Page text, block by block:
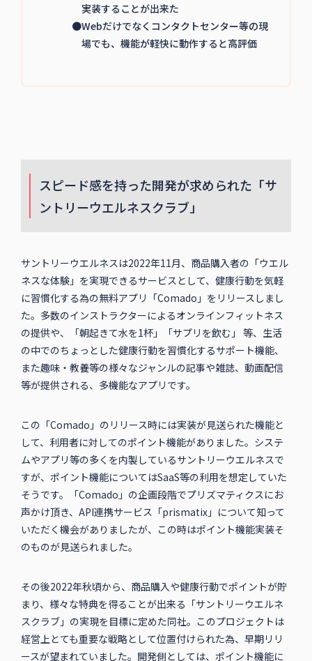
実装することが出来た
●Webだけでなくコンタクトセンター等の現
場でも、機能が軽快に動作すると高評価
スピード感を持った開発が求められた「サ
ントリーウエルネスクラブ」
サントリーウエルネスは2022年11月、商品購入者の「ウエル
ネスな体験」を実現できるサービスとして、健康行動を気軽
に習慣化する為の無料アプリ「Comado」をリリースしまし
た。多数のインストラクターによるオンラインフィットネス
の提供や、「朝起きて水を1杯」「サプリを飲む」 等、生活
の中でのちょっとした健康行動を習慣化するサポート機能、
また趣味・教養等の様々なジャンルの記事や雑誌、動画配信
等が提供される、多機能なアプリです。
この「Comado」のリリース時には実装が見送られた機能と
して、利用者に対してのポイント機能がありました。システ
ムやアプリ等の多くを内製しているサントリーウエルネスで
すが、ポイント機能についてはSaaS等の利用を想定していた
そうです。「Comado」の企画段階でプリズマティクスにお
声かけ頂き、API連携サービス「prismatix」について知って
いただく機会がありましたが、この時はポイント機能実装そ
のものが見送られました。
その後2022年秋頃から、商品購入や健康行動でポイントが貯
まり、様々な特典を得ることが出来る「サントリーウエルネ
スクラブ」の実現を目標に定めた同社。このプロジェクトは
経営上とても重要な戦略として位置付けられた為、早期リリ
ースが望まれていました。開発側としては、ポイント機能に